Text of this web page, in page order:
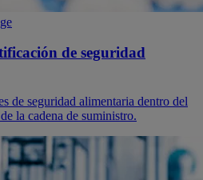
de seguridad
de seguridad alimentaria dentro del
la cadena de suministro.